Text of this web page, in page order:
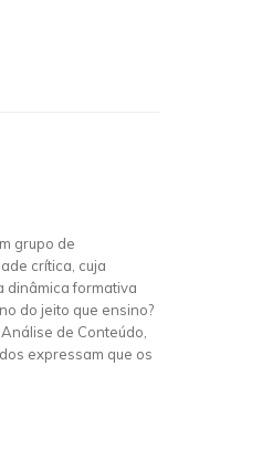
grupo de
crítica, cuja
dinâmica formativa
do jeito que ensino?
de Conteúdo,
expressam que os